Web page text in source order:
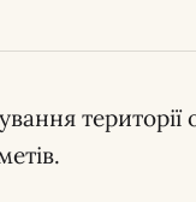
території